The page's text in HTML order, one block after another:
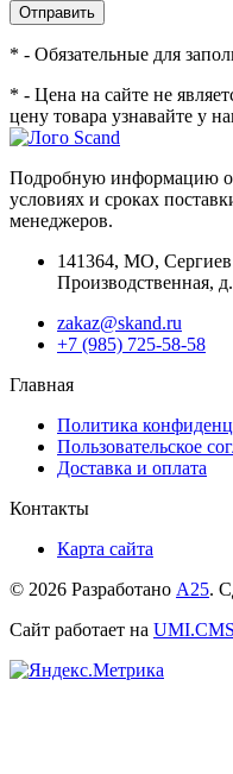
Отправить
* - Обязательные для
* - Цена на сайте не
цену товара узнавайте у
Подробную информацию о
условиях и сроках
менеджеров.
141364, МО,
Производственная,
zakaz@skand.ru
+7 (985) 725-58-58
Главная
Политика
Пользовательское
Доставка и оплата
Контакты
Карта сайта
© 2026 Разработано А25.
Сайт работает на UMI.CMS